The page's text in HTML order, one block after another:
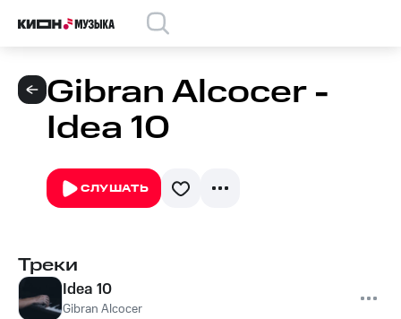
Gibran Alcocer -
Idea 10
СЛУШАТЬ
Треки
Idea 10
Gibran Alcocer